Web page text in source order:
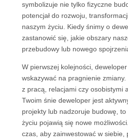
symbolizuje nie tylko fizyczne
potencjał do rozwoju,
naszym życiu. Kiedy śnimy o
zastanowić się, jakie obszary
przebudowy lub nowego
W pierwszej kolejności,
wskazywać na pragnienie
z pracą, relacjami czy osobistymi
Twoim śnie deweloper jest
projekty lub nadzoruje budowę, to
życiu pojawią się nowe
czas, aby zainwestować w siebie,